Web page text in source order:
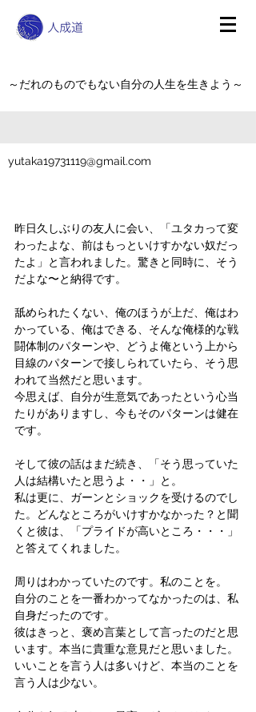
～だれのものでもない自分の人生を生きよう～
yutaka19731119@gmail.com
昨日久しぶりの友人に会い、「ユタカって変
わったよな、前はもっといけすかない奴だっ
たよ」と言われました。驚きと同時に、そう
だよな〜と納得です。
舐められたくない、俺のほうが上だ、俺はわ
かっている、俺はできる、そんな俺様的な戦
闘体制のパターンや、どうよ俺という上から
目線のパターンで接しられていたら、そう思
われて当然だと思います。
今思えば、自分が生意気であったという心当
たりがありますし、今もそのパターンは健在
です。
そして彼の話はまだ続き、「そう思っていた
人は結構いたと思うよ・・」と。
私は更に、ガーンとショックを受けるのでし
た。どんなところがいけすかなかった？と聞
くと彼は、「プライドが高いところ・・・」
と答えてくれました。
周りはわかっていたのです。私のことを。
自分のことを一番わかってなかったのは、私
自身だったのです。
彼はきっと、褒め言葉として言ったのだと思
います。本当に貴重な意見だと思いました。
いいことを言う人は多いけど、本当のことを
言う人は少ない。